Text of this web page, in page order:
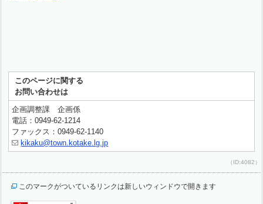
このページに関する
お問い合わせは
企画調整課 企画係
電話：0949-62-1214
ファックス：0949-62-1140
kikaku@town.kotake.lg.jp
（ID:4082）
このマークがついているリンクは新しいウィンドウで開きます